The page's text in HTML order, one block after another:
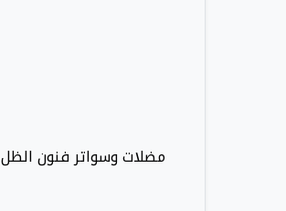
مضلات وسواتر فنون الظل